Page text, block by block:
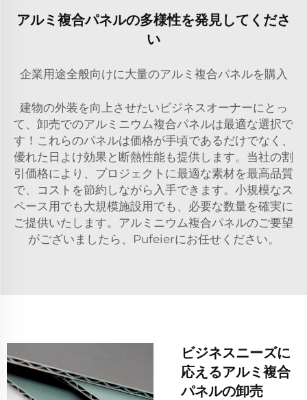
アルミ複合パネルの多様性を発見してくださ
い
企業用途全般向けに大量のアルミ複合パネルを購入
建物の外装を向上させたいビジネスオーナーにとっ
て、卸売でのアルミニウム複合パネルは最適な選択で
す！これらのパネルは価格が手頃であるだけでなく、
優れた日よけ効果と断熱性能も提供します。当社の割
引価格により、プロジェクトに最適な素材を最高品質
で、コストを節約しながら入手できます。小規模なス
ペース用でも大規模施設用でも、必要な数量を確実に
ご提供いたします。アルミニウム複合パネルのご要望
がございましたら、Pufeierにお任せください。
ビジネスニーズに
応えるアルミ複合
パネルの卸売